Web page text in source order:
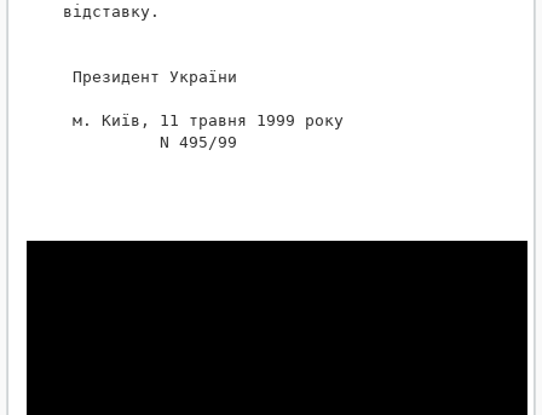
відставку.
Президент України
м. Київ, 11 травня 1999 року
          N 495/99